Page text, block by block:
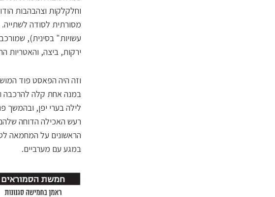
וחלקלקות וצהבהבות
מסורתית לסודה
עשויות" בסינית),
ירקות, ביצה, והאטריות
וזה היה הפאסט פוד
במנה אחת קלה להרכבה
לילה בערי יפן, ובהמשך
רעש האכילה הדוחה
הראשונים על המחמאה
במגע עם מערביים.